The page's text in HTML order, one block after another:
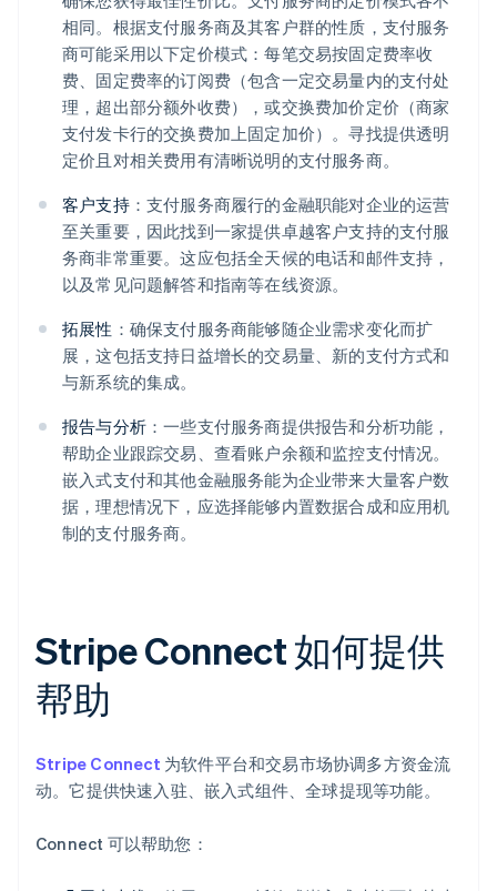
相同。根据支付服务商及其客户群的性质，支付服务
商可能采用以下定价模式：每笔交易按固定费率收
费、固定费率的订阅费（包含一定交易量内的支付处
理，超出部分额外收费），或交换费加价定价（商家
支付发卡行的交换费加上固定加价）。寻找提供透明
定价且对相关费用有清晰说明的支付服务商。
客户支持：支付服务商履行的金融职能对企业的运营
至关重要，因此找到一家提供卓越客户支持的支付服
务商非常重要。这应包括全天候的电话和邮件支持，
以及常见问题解答和指南等在线资源。
拓展性 ：确保支付服务商能够随企业需求变化而扩
展，这包括支持日益增长的交易量、新的支付方式和
与新系统的集成。
报告与分析 ：一些支付服务商提供报告和分析功能，
帮助企业跟踪交易、查看账户余额和监控支付情况。
嵌入式支付和其他金融服务能为企业带来大量客户数
据，理想情况下，应选择能够内置数据合成和应用机
制的支付服务商。
Stripe Connect 如何提供
帮助
Stripe Connect 为软件平台和交易市场协调多方资金流
动。它提供快速入驻、嵌入式组件、全球提现等功能。
Connect 可以帮助您：